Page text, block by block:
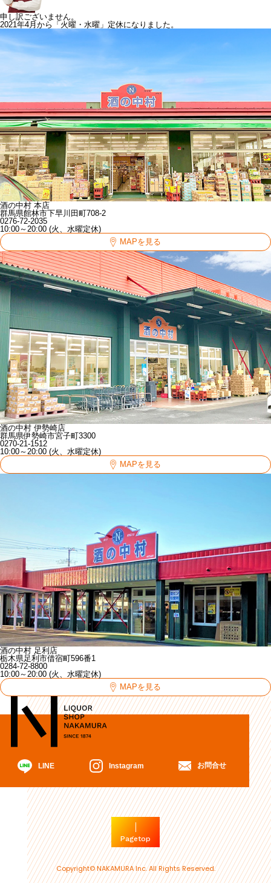
申し訳ございません。
2021年4月から「火曜・水曜」定休になりました。
酒の中村 本店
群馬県館林市下早川田町708-2
0276-72-2035
10:00～20:00 (火、水曜定休)
MAPを見る
酒の中村 伊勢崎店
群馬県伊勢崎市宮子町3300
0270-21-1512
10:00～20:00 (火、水曜定休)
MAPを見る
酒の中村 足利店
栃木県足利市借宿町596番1
0284-72-8800
10:00～20:00 (火、水曜定休)
MAPを見る
LINE Instagram お問合せ
Pagetop
Copyright© NAKAMURA Inc. All Rights Reserved.